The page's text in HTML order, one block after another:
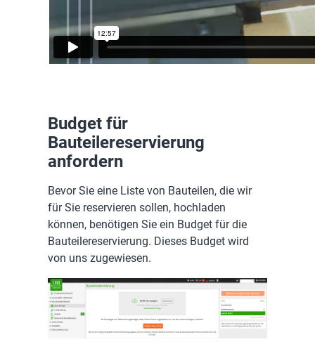
Budget für
Bauteilereservierung
anfordern
Bevor Sie eine Liste von Bauteilen, die wir
für Sie reservieren sollen, hochladen
können, benötigen Sie ein Budget für die
Bauteilereservierung. Dieses Budget wird
von uns zugewiesen.